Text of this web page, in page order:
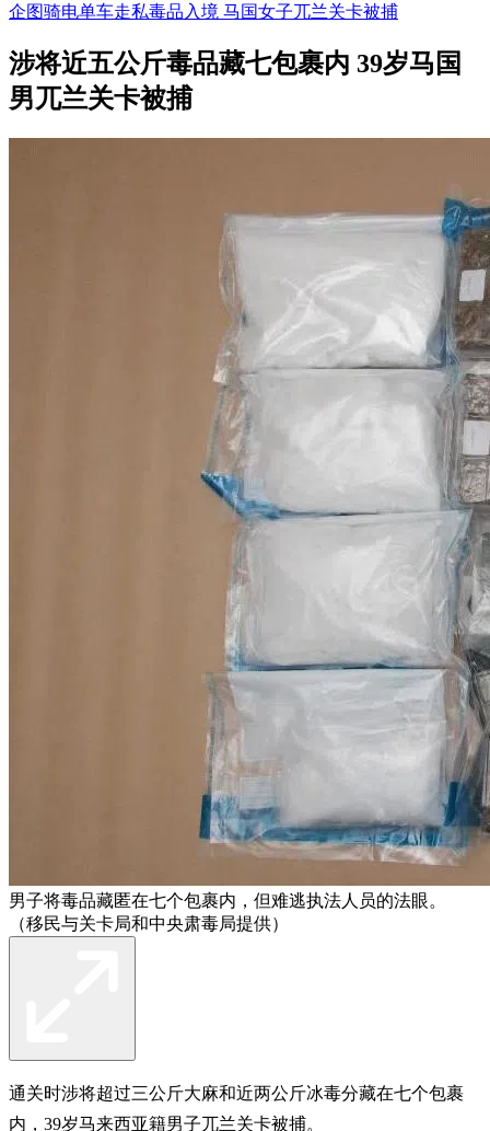
企图骑电单车走私毒品入境 马国女子兀兰关卡被捕
涉将近五公斤毒品藏七包裹内 39岁马国
男兀兰关卡被捕
男子将毒品藏匿在七个包裹内，但难逃执法人员的法眼。
（移民与关卡局和中央肃毒局提供）
通关时涉将超过三公斤大麻和近两公斤冰毒分藏在七个包裹
内，39岁马来西亚籍男子兀兰关卡被捕。